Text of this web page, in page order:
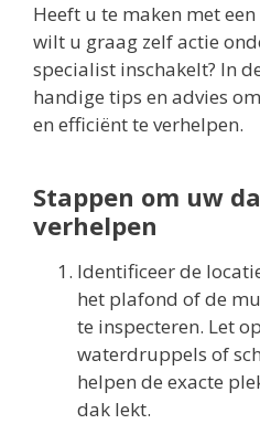
Heeft u te maken met
wilt u graag zelf actie
specialist inschakelt? In
handige tips en advies
en efficiënt te verhelpen.
Stappen om uw
verhelpen
Identificeer de
het plafond of de
te inspecteren. Let
waterdruppels of
helpen de exacte
dak lekt.